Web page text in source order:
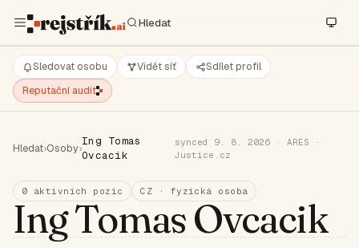
Sledovat osobu Vidět síť
Sdílet profil
Reputační audit
Hledat›Osoby›
Ing Tomas
Ovcacik
synced 9. 8. 2026 · ARES ·
Justice.cz
0 aktivních pozic CZ · fyzická osoba
Ing Tomas Ovcacik